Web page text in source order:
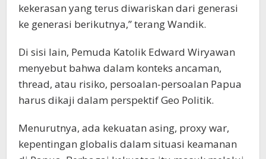
kekerasan yang terus diwariskan dari generasi
ke generasi berikutnya,” terang Wandik.
Di sisi lain, Pemuda Katolik Edward Wiryawan
menyebut bahwa dalam konteks ancaman,
thread, atau risiko, persoalan-persoalan Papua
harus dikaji dalam perspektif Geo Politik.
Menurutnya, ada kekuatan asing, proxy war,
kepentingan globalis dalam situasi keamanan